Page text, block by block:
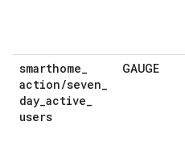
smarthome_
action/seven_
day_active_
users
GAUGE